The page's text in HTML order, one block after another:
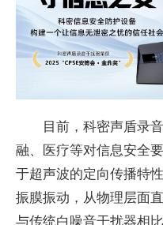
目前，科密声盾录
融、医疗等对信息安全
于超声波的定向传播特
振膜振动，从物理层面
与传统白噪音干扰器相